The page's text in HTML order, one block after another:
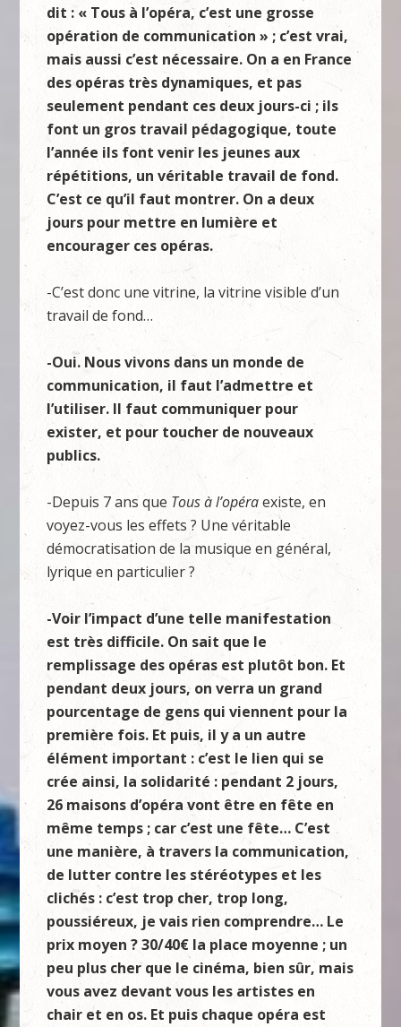
dit : « Tous à l’opéra, c’est une grosse
opération de communication » ; c’est vrai,
mais aussi c’est nécessaire. On a en France
des opéras très dynamiques, et pas
seulement pendant ces deux jours-ci ; ils
font un gros travail pédagogique, toute
l’année ils font venir les jeunes aux
répétitions, un véritable travail de fond.
C’est ce qu’il faut montrer. On a deux
jours pour mettre en lumière et
encourager ces opéras.
-C’est donc une vitrine, la vitrine visible d’un
travail de fond…
-Oui. Nous vivons dans un monde de
communication, il faut l’admettre et
l’utiliser. Il faut communiquer pour
exister, et pour toucher de nouveaux
publics.
-Depuis 7 ans que Tous à l’opéraexiste, en
voyez-vous les effets ? Une véritable
démocratisation de la musique en général,
lyrique en particulier ?
-Voir l’impact d’une telle manifestation
est très difficile. On sait que le
remplissage des opéras est plutôt bon. Et
pendant deux jours, on verra un grand
pourcentage de gens qui viennent pour la
première fois. Et puis, il y a un autre
élément important : c’est le lien qui se
crée ainsi, la solidarité : pendant 2 jours,
26 maisons d’opéra vont être en fête en
même temps ; car c’est une fête… C’est
une manière, à travers la communication,
de lutter contre les stéréotypes et les
clichés : c’est trop cher, trop long,
poussiéreux, je vais rien comprendre… Le
prix moyen ? 30/40€ la place moyenne ; un
peu plus cher que le cinéma, bien sûr, mais
vous avez devant vous les artistes en
chair et en os. Et puis chaque opéra est